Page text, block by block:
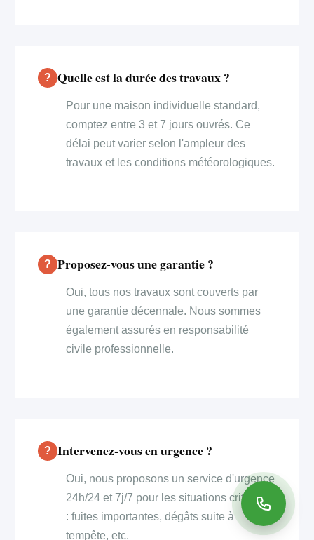
Quelle est la durée des travaux ?
Pour une maison individuelle standard,
comptez entre 3 et 7 jours ouvrés. Ce
délai peut varier selon l'ampleur des
travaux et les conditions météorologiques.
Proposez-vous une garantie ?
Oui, tous nos travaux sont couverts par
une garantie décennale. Nous sommes
également assurés en responsabilité
civile professionnelle.
Intervenez-vous en urgence ?
Oui, nous proposons un service d'urgence
24h/24 et 7j/7 pour les situations critiques
: fuites importantes, dégâts suite à
tempête, etc.